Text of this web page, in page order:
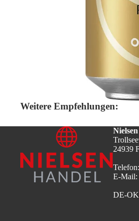
Weitere Empfehlungen:
24939
E-Mail:
DE-